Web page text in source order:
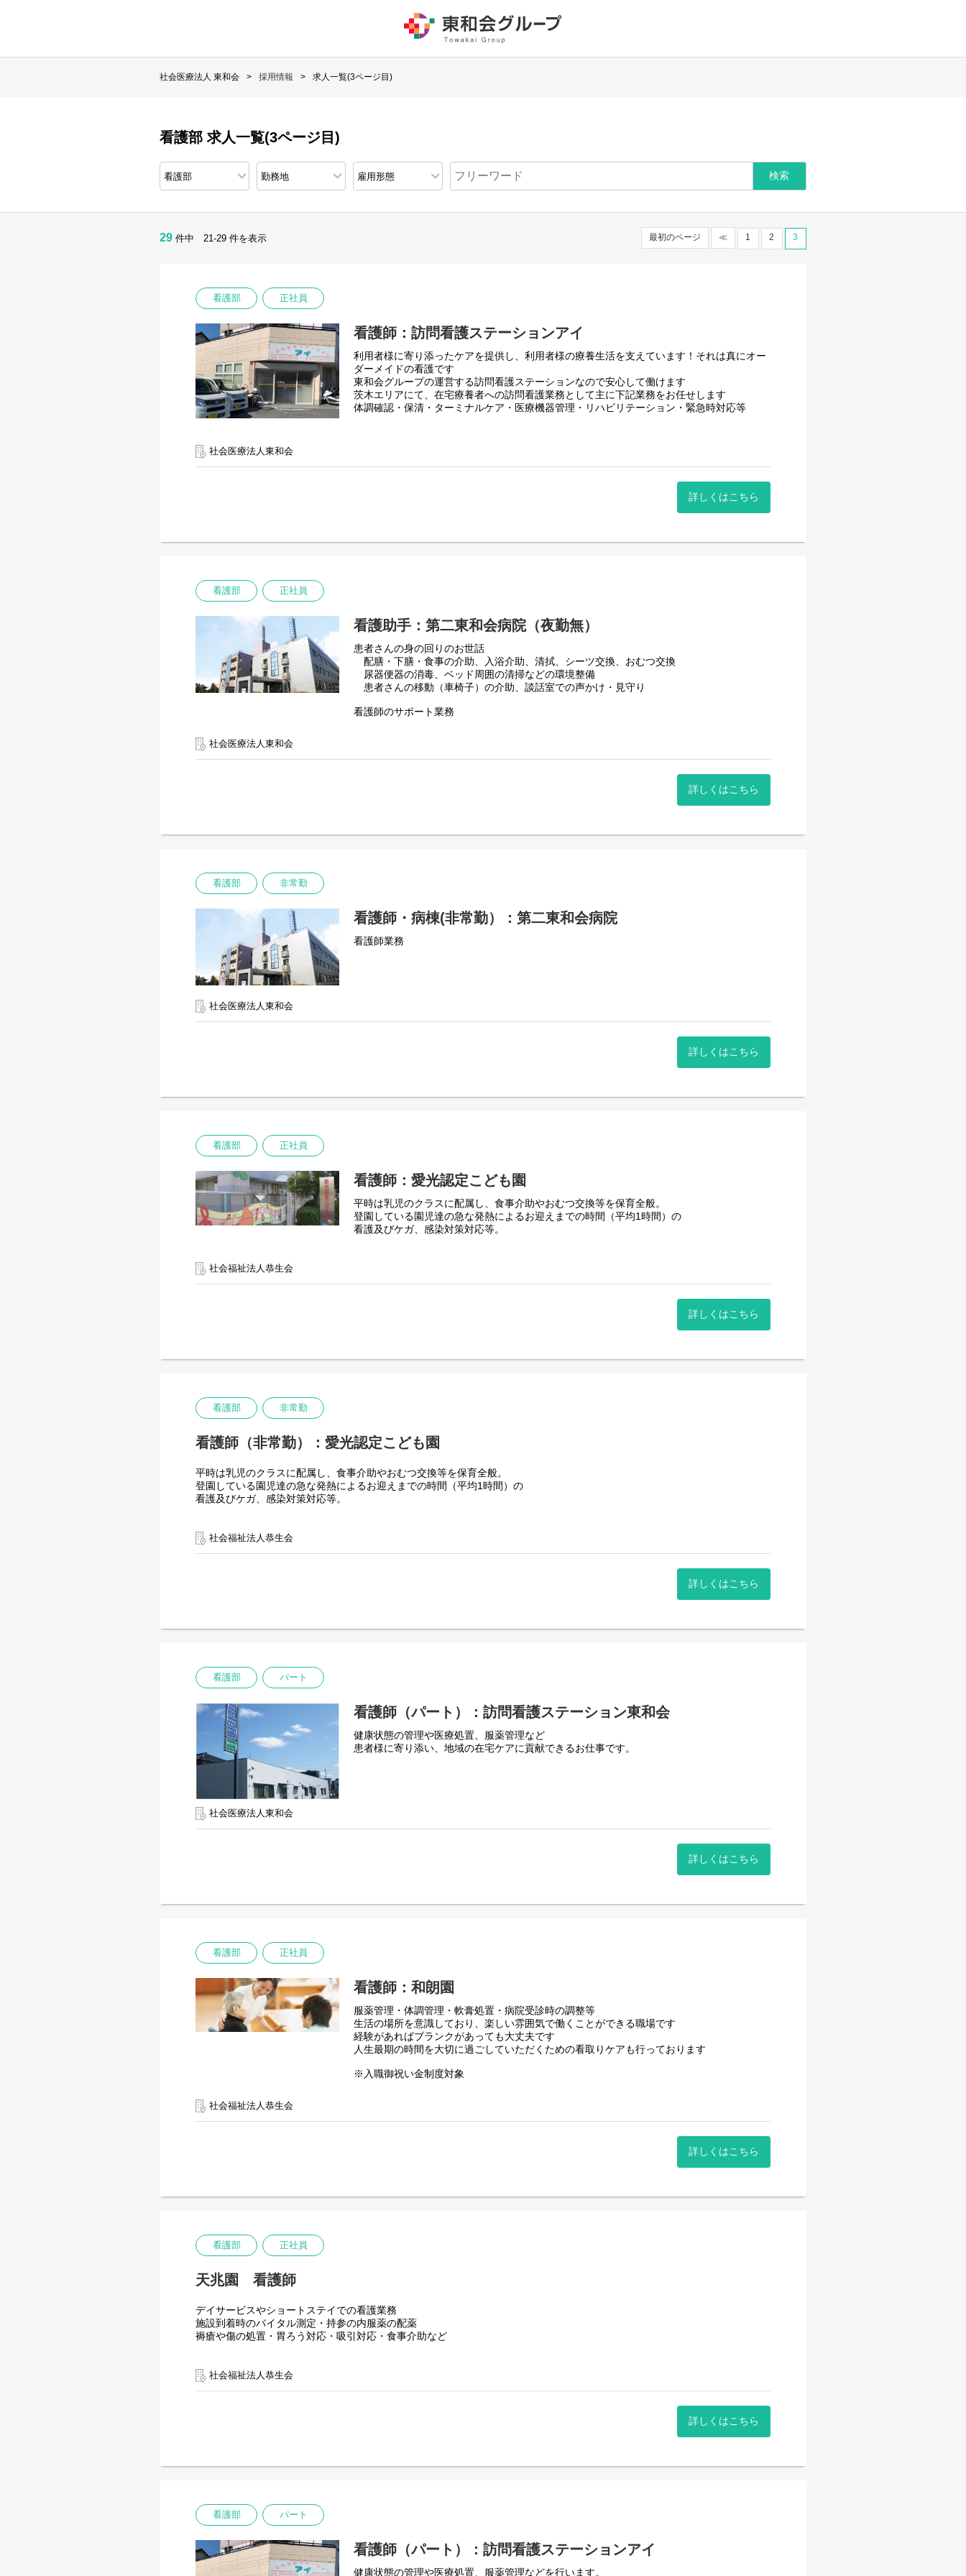
社会医療法人 東和会 採用情報 求人一覧(3ページ目)
看護部 求人一覧(3ページ目)
29 件中 21-29 件を表示 最初のページ ≪ 1 2 3
看護部 正社員
看護師：訪問看護ステーションアイ
利用者様に寄り添ったケアを提供し、利用者様の療養生活を支えています！それは真にオー
ダーメイドの看護です
東和会グループの運営する訪問看護ステーションなので安心して働けます
茨木エリアにて、在宅療養者への訪問看護業務として主に下記業務をお任せします
体調確認・保清・ターミナルケア・医療機器管理・リハビリテーション・緊急時対応等
社会医療法人東和会
詳しくはこちら
看護部 正社員
看護助手：第二東和会病院（夜勤無）
患者さんの身の回りのお世話
配膳・下膳・食事の介助、入浴介助、清拭、シーツ交換、おむつ交換
尿器便器の消毒、ベッド周囲の清掃などの環境整備
患者さんの移動（車椅子）の介助、談話室での声かけ・見守り
看護師のサポート業務
社会医療法人東和会
詳しくはこちら
看護部 非常勤
看護師・病棟(非常勤）：第二東和会病院
看護師業務
社会医療法人東和会
詳しくはこちら
看護部 正社員
看護師：愛光認定こども園
平時は乳児のクラスに配属し、食事介助やおむつ交換等を保育全般。
登園している園児達の急な発熱によるお迎えまでの時間（平均1時間）の
看護及びケガ、感染対策対応等。
社会福祉法人恭生会
詳しくはこちら
看護部 非常勤
看護師（非常勤）：愛光認定こども園
平時は乳児のクラスに配属し、食事介助やおむつ交換等を保育全般。
登園している園児達の急な発熱によるお迎えまでの時間（平均1時間）の
看護及びケガ、感染対策対応等。
社会福祉法人恭生会
詳しくはこちら
看護部 パート
看護師（パート）：訪問看護ステーション東和会
健康状態の管理や医療処置、服薬管理など
患者様に寄り添い、地域の在宅ケアに貢献できるお仕事です。
社会医療法人東和会
詳しくはこちら
看護部 正社員
看護師：和朗園
服薬管理・体調管理・軟膏処置・病院受診時の調整等
生活の場所を意識しており、楽しい雰囲気で働くことができる職場です
経験があればブランクがあっても大丈夫です
人生最期の時間を大切に過ごしていただくための看取りケアも行っております
※入職御祝い金制度対象
【変更範囲：変更なし】
社会福祉法人恭生会
詳しくはこちら
看護部 正社員
天兆園 看護師
デイサービスやショートステイでの看護業務
施設到着時のバイタル測定・持参の内服薬の配薬
褥瘡や傷の処置・胃ろう対応・吸引対応・食事介助など
社会福祉法人恭生会
詳しくはこちら
看護部 パート
看護師（パート）：訪問看護ステーションアイ
健康状態の管理や医療処置、服薬管理などを行います。